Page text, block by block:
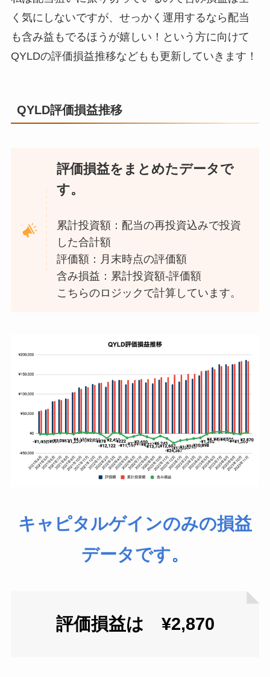
く気にしないですが、せっかく運用するなら配当
も含み益もでるほうが嬉しい！という方に向けて
QYLDの評価損益推移などもも更新していきます！
QYLD評価損益推移
評価損益をまとめたデータで
す。
累計投資額：配当の再投資込みで投資
した合計額
評価額：月末時点の評価額
含み損益：累計投資額-評価額
こちらのロジックで計算しています。
キャピタルゲインのみの損益
データです。
評価損益は ¥2,870